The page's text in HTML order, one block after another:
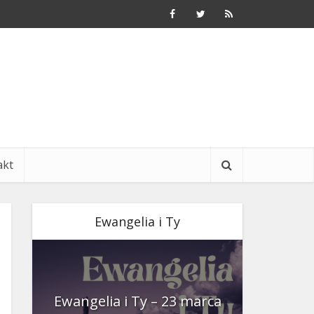
Ewangelia i Ty
Ewangelia i Ty – 23 marca